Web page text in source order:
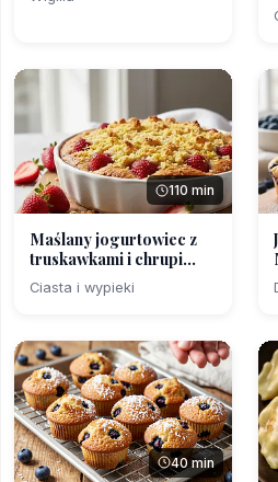
110 min
Maślany jogurtowiec z
truskawkami i chrupi...
Ciasta i wypieki
40 min